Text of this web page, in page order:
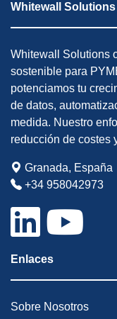
Whitewall Solutions
Whitewall Solutions
sostenible para
potenciamos tu
de datos,
medida. Nuestro
reducción de costes
Granada, España
+34 958042973
Enlaces
Sobre Nosotros